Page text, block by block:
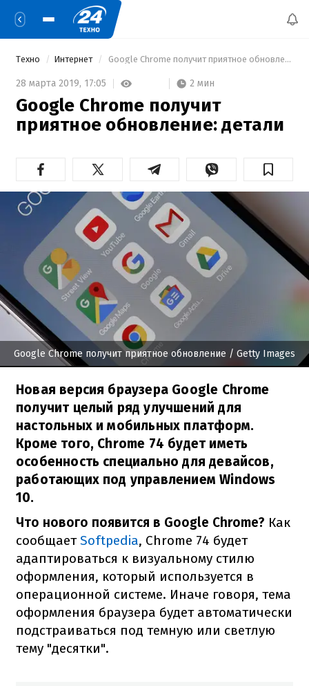
Техно Интернет Google Chrome получит приятное обновление: детали
28 марта 2019, 17:05 2 мин
Google Chrome получит
приятное обновление: детали
Google Chrome получит приятное обновление / Getty Images
Новая версия браузера Google Chrome
получит целый ряд улучшений для
настольных и мобильных платформ.
Кроме того, Chrome 74 будет иметь
особенность специально для девайсов,
работающих под управлением Windows
10.
Что нового появится в Google Chrome? Как
сообщаетSoftpedia, Chrome 74 будет
адаптироваться к визуальному стилю
оформления, который используется в
операционной системе. Иначе говоря, тема
оформления браузера будет автоматически
подстраиваться под темную или светлую
тему "десятки".